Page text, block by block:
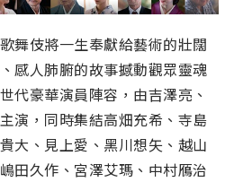
舞伎將一生奉獻給藝術的壯闊
感人肺腑的故事撼動觀眾靈魂
代豪華演員陣容，由吉澤亮、
演，同時集結高畑充希、寺島
大、見上愛、黑川想矢、越山
田久作、宮澤艾瑪、中村鴈治